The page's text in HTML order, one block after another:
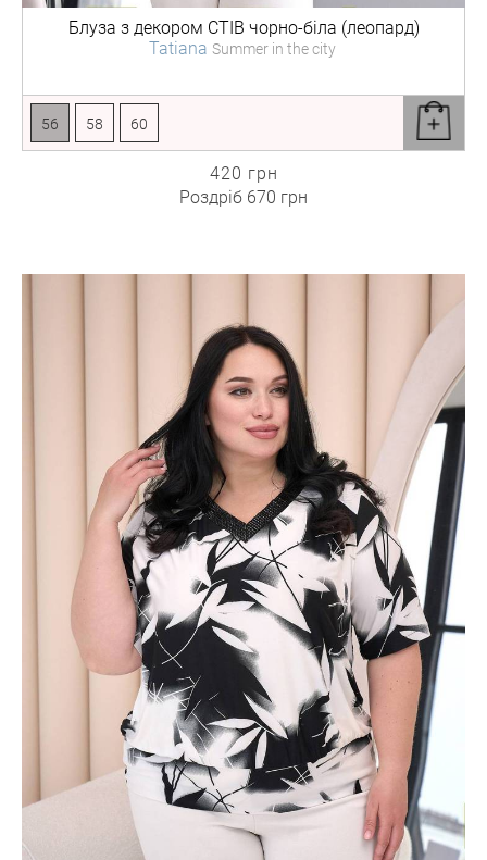
Блуза з декором СТІВ чорно-біла (леопард)
Tatiana Summer in the city
56 58 60
420 грн
Роздріб 670 грн